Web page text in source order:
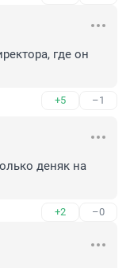
где он
+5 –1
деняк на
+2 –0